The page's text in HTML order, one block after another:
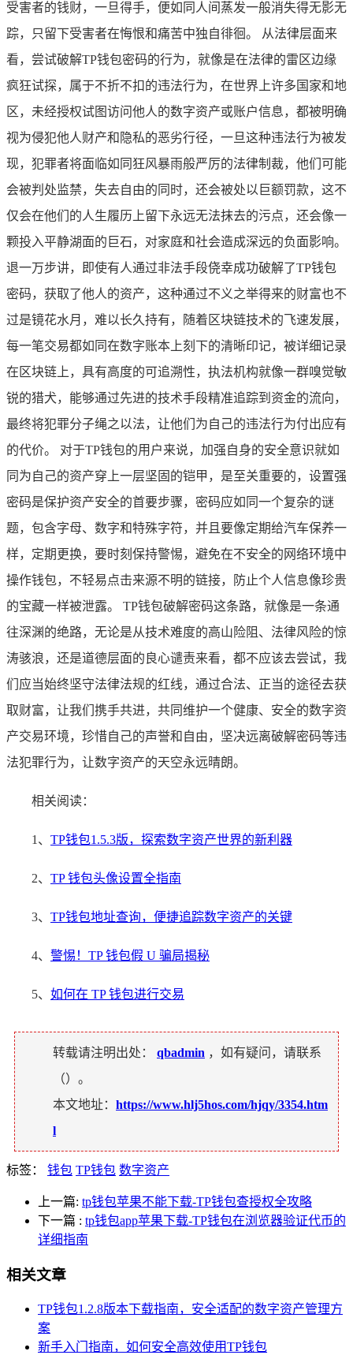
受害者的钱财，一旦得手，便如同人间蒸发一般消失得无影无
踪，只留下受害者在悔恨和痛苦中独自徘徊。 从法律层面来
看，尝试破解TP钱包密码的行为，就像是在法律的雷区边缘
疯狂试探，属于不折不扣的违法行为，在世界上许多国家和地
区，未经授权试图访问他人的数字资产或账户信息，都被明确
视为侵犯他人财产和隐私的恶劣行径，一旦这种违法行为被发
现，犯罪者将面临如同狂风暴雨般严厉的法律制裁，他们可能
会被判处监禁，失去自由的同时，还会被处以巨额罚款，这不
仅会在他们的人生履历上留下永远无法抹去的污点，还会像一
颗投入平静湖面的巨石，对家庭和社会造成深远的负面影响。
退一万步讲，即使有人通过非法手段侥幸成功破解了TP钱包
密码，获取了他人的资产，这种通过不义之举得来的财富也不
过是镜花水月，难以长久持有，随着区块链技术的飞速发展，
每一笔交易都如同在数字账本上刻下的清晰印记，被详细记录
在区块链上，具有高度的可追溯性，执法机构就像一群嗅觉敏
锐的猎犬，能够通过先进的技术手段精准追踪到资金的流向，
最终将犯罪分子绳之以法，让他们为自己的违法行为付出应有
的代价。 对于TP钱包的用户来说，加强自身的安全意识就如
同为自己的资产穿上一层坚固的铠甲，是至关重要的，设置强
密码是保护资产安全的首要步骤，密码应如同一个复杂的谜
题，包含字母、数字和特殊字符，并且要像定期给汽车保养一
样，定期更换，要时刻保持警惕，避免在不安全的网络环境中
操作钱包，不轻易点击来源不明的链接，防止个人信息像珍贵
的宝藏一样被泄露。 TP钱包破解密码这条路，就像是一条通
往深渊的绝路，无论是从技术难度的高山险阻、法律风险的惊
涛骇浪，还是道德层面的良心谴责来看，都不应该去尝试，我
们应当始终坚守法律法规的红线，通过合法、正当的途径去获
取财富，让我们携手共进，共同维护一个健康、安全的数字资
产交易环境，珍惜自己的声誉和自由，坚决远离破解密码等违
法犯罪行为，让数字资产的天空永远晴朗。
相关阅读：
1、 TP钱包1.5.3版，探索数字资产世界的新利器
2、 TP 钱包头像设置全指南
3、 TP钱包地址查询，便捷追踪数字资产的关键
4、 警惕！TP 钱包假 U 骗局揭秘
5、 如何在 TP 钱包进行交易
转载请注明出处： qbadmin ，如有疑问，请联系
（）。
本文地址： https://www.hlj5hos.com/hjqy/3354.htm
l
标签： 钱包 TP钱包 数字资产
上一篇: tp钱包苹果不能下载-TP钱包查授权全攻略
下一篇 : tp钱包app苹果下载-TP钱包在浏览器验证代币的
详细指南
相关文章
TP钱包1.2.8版本下载指南，安全适配的数字资产管理方
案
新手入门指南，如何安全高效使用TP钱包